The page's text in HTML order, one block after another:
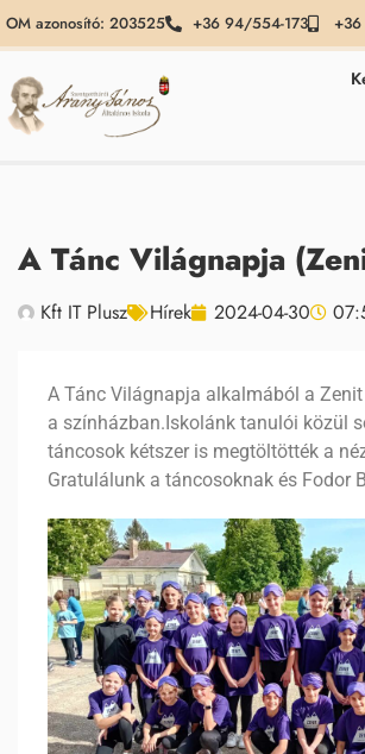
OM azonosító: 203525 +36 94/554-173
A Tánc Világnapja
Kft IT Plusz Hírek 2024-04-30
A Tánc Világnapja alkalmából a
a színházban.Iskolánk tanulói közül
táncosok kétszer is megtöltötték a
Gratulálunk a táncosoknak és Fodor